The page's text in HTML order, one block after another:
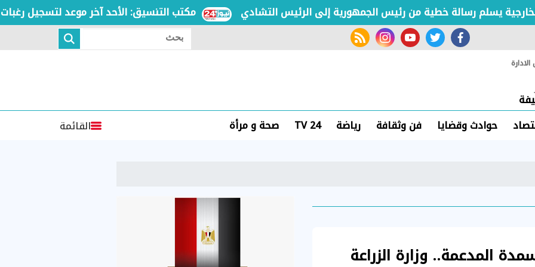
مكتب التنسيق: الأحد آخر موعد لتسجيل رغبات يسلم رسالة خطية من رئيس الجمهورية إلى الرئيس التشادي
facebook
twitter
youtube
instagram
rss feed
بحث
حوادث وقضايا فن وثقافة رياضة TV 24 صحة و مرأة القائمة
المدعمة.. وزارة الزراعة